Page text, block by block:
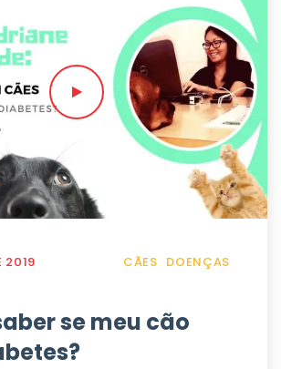
2019 CÃES DOENÇAS
se meu cão